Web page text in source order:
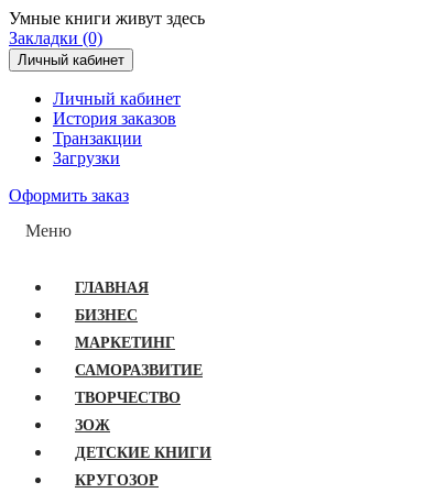
Умные книги живут здесь
Закладки (0)
Личный кабинет
Личный кабинет
История заказов
Транзакции
Загрузки
Оформить заказ
Меню
ГЛАВНАЯ
БИЗНЕС
МАРКЕТИНГ
САМОРАЗВИТИЕ
ТВОРЧЕСТВО
ЗОЖ
ДЕТСКИЕ КНИГИ
КРУГОЗОР